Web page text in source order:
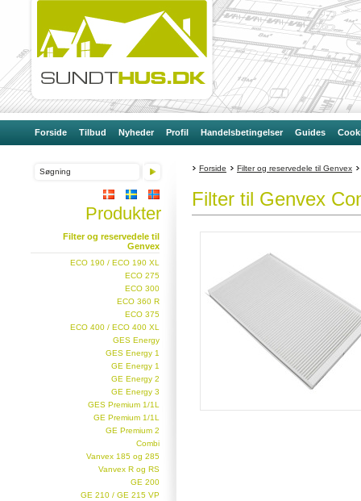
Forside Tilbud Nyheder Profil Handelsbetingelser Guides
Produkter
Filter og reservedele til
Genvex
ECO 190 / ECO 190 XL
ECO 275
ECO 300
ECO 360 R
ECO 375
ECO 400 / ECO 400 XL
GES Energy
GES Energy 1
GE Energy 1
GE Energy 2
GE Energy 3
GES Premium 1/1L
GE Premium 1/1L
GE Premium 2
Combi
Vanvex 185 og 285
Vanvex R og RS
GE 200
GE 210 / GE 215 VP
Forside Filter og reservedele til Genvex
Filter til Genvex